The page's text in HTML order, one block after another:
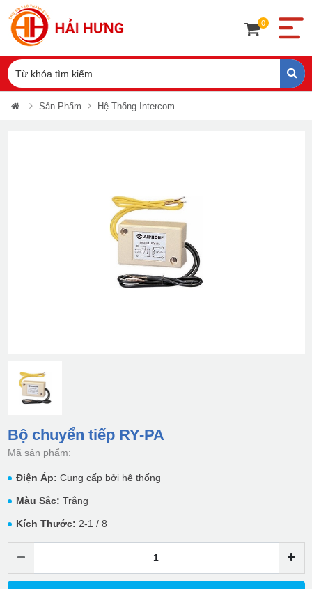
0
Sản Phẩm Hệ Thống Intercom
Bộ chuyển tiếp RY-PA
Mã sản phẩm:
Điện Áp: Cung cấp bởi hệ thống
Màu Sắc: Trắng
Kích Thước: 2-1 / 8